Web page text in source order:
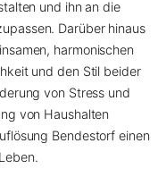
und ihn an die
Darüber hinaus
harmonischen
und den Stil beider
von Stress und
von Haushalten
Bendestorf einen